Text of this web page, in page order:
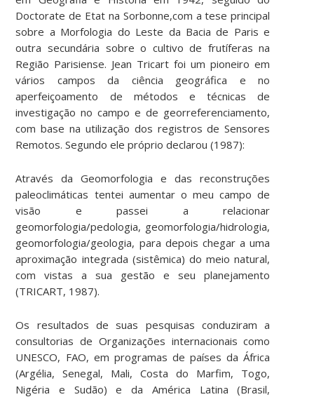
Doctorate de Etat na Sorbonne,com a tese principal
sobre a Morfologia do Leste da Bacia de Paris e
outra secundária sobre o cultivo de frutíferas na
Região Parisiense. Jean Tricart foi um pioneiro em
vários campos da ciência geográfica e no
aperfeiçoamento de métodos e técnicas de
investigação no campo e de georreferenciamento,
com base na utilização dos registros de Sensores
Remotos. Segundo ele próprio declarou (1987):
Através da Geomorfologia e das reconstruções
paleoclimáticas tentei aumentar o meu campo de
visão e passei a relacionar
geomorfologia/pedologia, geomorfologia/hidrologia,
geomorfologia/geologia, para depois chegar a uma
aproximação integrada (sistêmica) do meio natural,
com vistas a sua gestão e seu planejamento
(TRICART, 1987).
Os resultados de suas pesquisas conduziram a
consultorias de Organizações internacionais como
UNESCO, FAO, em programas de países da África
(Argélia, Senegal, Mali, Costa do Marfim, Togo,
Nigéria e Sudão) e da América Latina (Brasil,